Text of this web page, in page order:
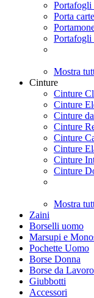
Porta
Portafogli
Mostra
Cinture
Cinture
Cinture
Cinture
Cinture
Cinture
Cinture
Cinture
Cinture
Mostra
Zaini
Borselli uomo
Marsupi e
Pochette Uomo
Borse Donna
Borse da Lavoro
Giubbotti
Accessori